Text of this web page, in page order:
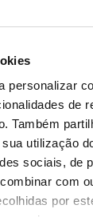
personalizar
de
Também
utilização
sociais, de
com
por
de FIXINCOL
mantendo a
polimerização.
CONSULTAR A